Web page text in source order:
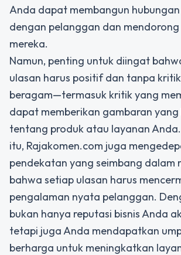
Anda dapat membangun
dengan pelanggan dan
mereka.
Namun, penting untuk diingat
ulasan harus positif dan tanpa
beragam—termasuk kritik yang
dapat memberikan gambaran yang
tentang produk atau layanan
itu, Rajakomen.com juga
pendekatan yang seimbang dalam
bahwa setiap ulasan harus
pengalaman nyata pelanggan.
bukan hanya reputasi bisnis Anda
tetapi juga Anda mendapatkan
berharga untuk meningkatkan